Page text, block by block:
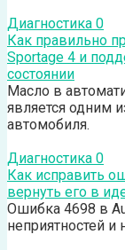
Диагностика 0
Как правильно
Sportage 4 и
состоянии
Масло в
является одним
автомобиля.
Диагностика 0
Как исправить
вернуть его в
Ошибка 4698 в
неприятностей и